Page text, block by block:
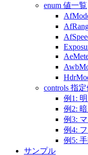
enum 値一覧
controls 指定
例1:
例2:
例3:
例4:
例5:
サンプル